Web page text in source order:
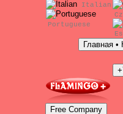
Italian
Portuguese